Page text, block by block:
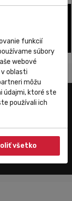
funkcií
súbory
webové
oblasti
môžu
údajmi, ktoré ste
používali ich
všetko